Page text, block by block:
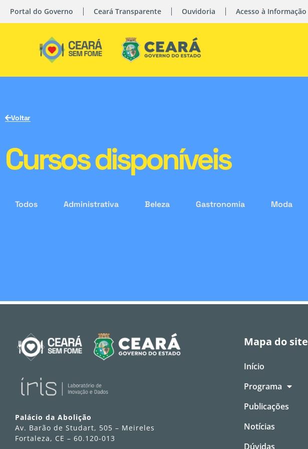
Portal do Governo Ceará Transparente Ouvidoria Acesso à Informação
Voltar
Cursos disponíveis
Todos Administrativa Beleza Gastronomia Moda
Palácio da Abolição
Av. Barão de Studart, 505 – Meireles
Fortaleza, CE – 60.120-013
Mapa do site
Início
Programa
Publicações
Notícias
Dúvidas